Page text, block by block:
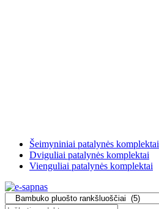
Šeimyniniai patalynės komplektai
Dviguliai patalynės komplektai
Vienguliai patalynės komplektai